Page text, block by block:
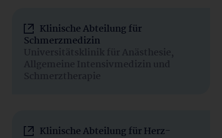
Klinische Abteilung für
Schmerzmedizin
Universitätsklinik für Anästhesie,
Allgemeine Intensivmedizin und
Schmerztherapie
Klinische Abteilung für Herz-